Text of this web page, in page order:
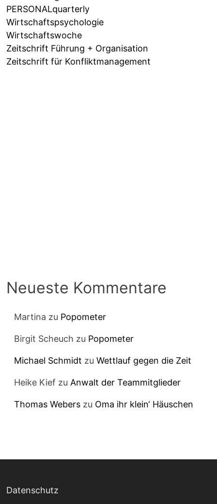
PERSONALquarterly
Wirtschaftspsychologie
Wirtschaftswoche
Zeitschrift Führung + Organisation
Zeitschrift für Konfliktmanagement
Neueste Kommentare
Martina zu Popometer
Birgit Scheuch zu Popometer
Michael Schmidt zuWettlauf gegen die Zeit
Heike Kief zu Anwalt der Teammitglieder
Thomas Webers zu Oma ihr klein‘ Häuschen
Datenschutz